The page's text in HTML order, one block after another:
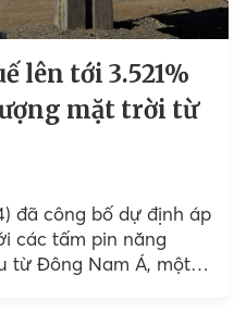
lên tới 3.521%
mặt trời từ
đã công bố dự định áp
các tấm pin năng
từ Đông Nam Á, một